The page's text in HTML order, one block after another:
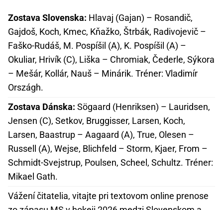
Zostava Slovenska: Hlavaj (Gajan) – Rosandič,
Gajdoš, Koch, Kmec, Kňažko, Štrbák, Radivojevič –
Faško-Rudáš, M. Pospíšil (A), K. Pospíšil (A) –
Okuliar, Hrivík (C), Liška – Chromiak, Čederle, Sýkora
– Mešár, Kollár, Nauš – Minárik. Tréner: Vladimír
Országh.
Zostava Dánska: Sögaard (Henriksen) – Lauridsen,
Jensen (C), Setkov, Bruggisser, Larsen, Koch,
Larsen, Baastrup – Aagaard (A), True, Olesen –
Russell (A), Wejse, Blichfeld – Storm, Kjaer, From –
Schmidt-Svejstrup, Poulsen, Scheel, Schultz. Tréner:
Mikael Gath.
Vážení čitatelia, vitajte pri textovom online prenose